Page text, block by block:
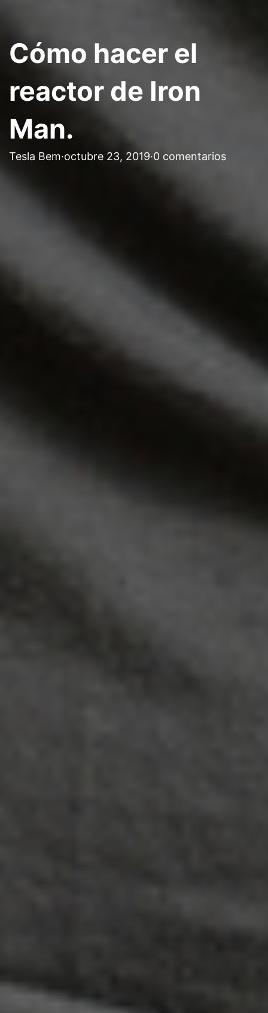
Cómo hacer el
reactor de Iron
Man.
Tesla Bem·octubre 23, 2019·0 comentarios